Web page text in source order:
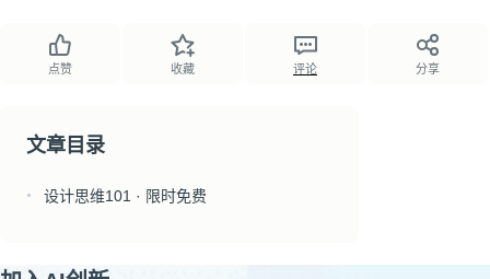
点赞 收藏 评论 分享
文章目录
● 设计思维101 · 限时免费